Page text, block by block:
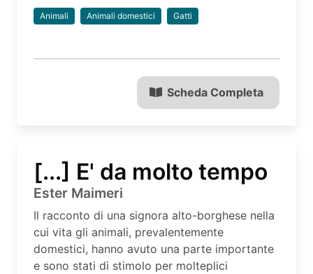
Animali Animali domestici Gatti
Scheda Completa
[...] E' da molto tempo
Ester Maimeri
Il racconto di una signora alto-borghese nella
cui vita gli animali, prevalentemente
domestici, hanno avuto una parte importante
e sono stati di stimolo per molteplici